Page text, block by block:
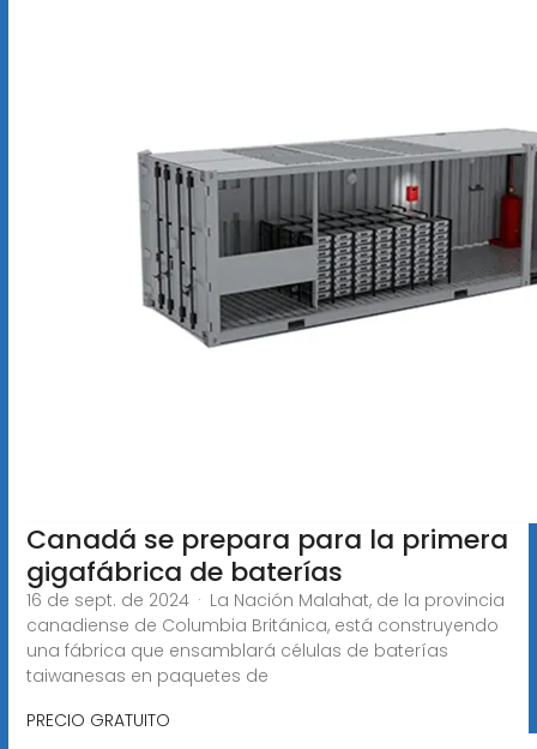
Canadá se prepara para la primera
gigafábrica de baterías
16 de sept. de 2024 · La Nación Malahat, de la provincia
canadiense de Columbia Británica, está construyendo
una fábrica que ensamblará células de baterías
taiwanesas en paquetes de
PRECIO GRATUITO